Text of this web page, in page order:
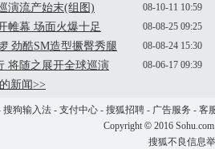
08-10-11 10:59
演流产始末(组图)
08-08-25 09:25
帷幕 场面火爆十足
08-08-24 15:30
劲酷SM造型撅臀秀腿
08-06-17 09:39
将随之展开全球巡演
的新闻>>
搜狗输入法- 支付中心- 搜狐招聘- 广告服务 - 客
Copyright © 2016
搜狐不良信息